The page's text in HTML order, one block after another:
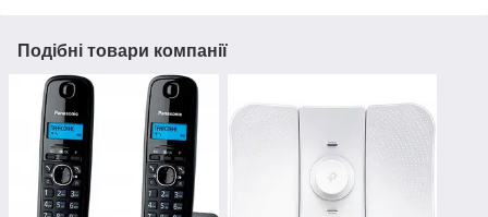
Подібні товари компанії